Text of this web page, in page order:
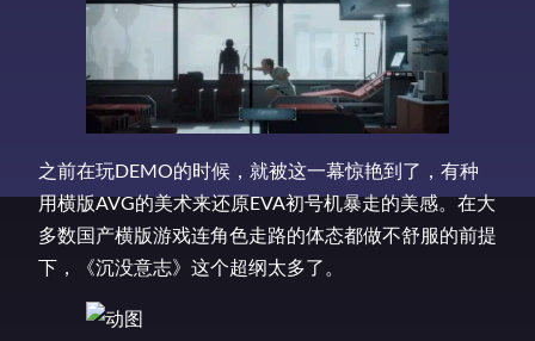
之前在玩DEMO的时候，就被这一幕惊艳到了，有种
用横版AVG的美术来还原EVA初号机暴走的美感。在大
多数国产横版游戏连角色走路的体态都做不舒服的前提
下，《沉没意志》这个超纲太多了。